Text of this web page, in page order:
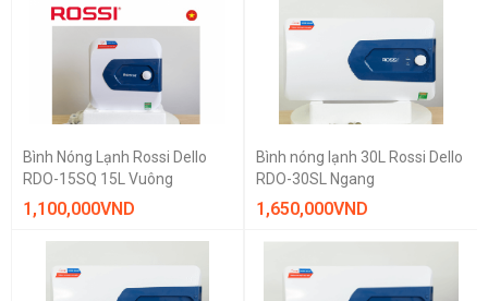
Bình Nóng Lạnh Rossi Dello
RDO-15SQ 15L Vuông
1,100,000VND
Bình nóng lạnh 30L Rossi Dello
RDO-30SL Ngang
1,650,000VND
THƯƠNG HIỆU
Ariston
GIÁ BÁN
1.000.000 vnd — 10.000.000 vnd
CÔNG SUẤT LÀM NÓNG
2500 W
DUNG TÍCH
15 - 20 lít